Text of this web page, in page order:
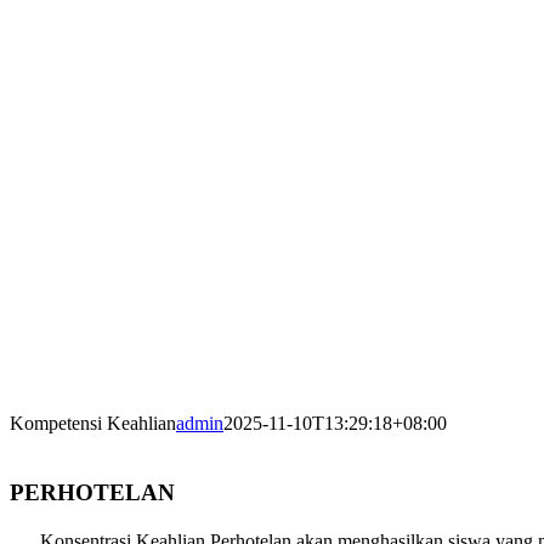
Kompetensi Keahlianadmin2025-11-10T13:29:18+08:00
PERHOTELAN